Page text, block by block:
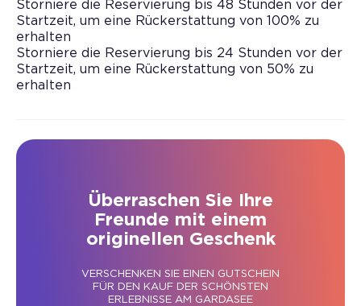
Storniere die Reservierung bis 48 Stunden vor der
Startzeit, um eine Rückerstattung von 100% zu
erhalten
Storniere die Reservierung bis 24 Stunden vor der
Startzeit, um eine Rückerstattung von 50% zu
erhalten
Überraschen Sie Ihre
Freunde mit einem
originellen Geschenk
VERSCHENKEN SIE EINEN GUTSCHEIN
FÜR DEN KAUF DER SCHÖNSTEN
ERLEBNISSE AM GARDASEE